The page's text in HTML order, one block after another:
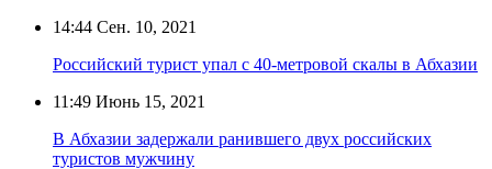
14:44 Сен. 10, 2021
Российский турист упал с 40-метровой скалы в Абхазии
11:49 Июнь 15, 2021
В Абхазии задержали ранившего двух российских
туристов мужчину